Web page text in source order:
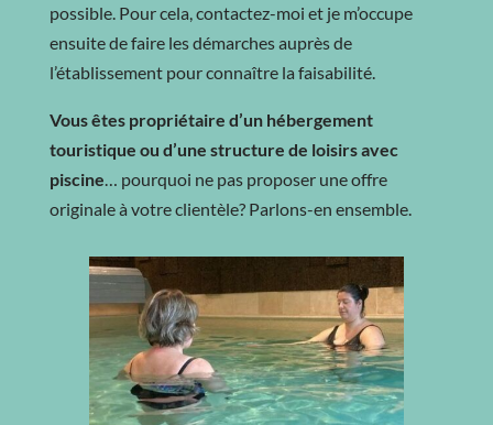
possible. Pour cela, contactez-moi et je m’occupe
ensuite de faire les démarches auprès de
l’établissement pour connaître la faisabilité.
Vous êtes propriétaire d’un hébergement
touristique ou d’une structure de loisirs avec
piscine… pourquoi ne pas proposer une offre
originale à votre clientèle? Parlons-en ensemble.